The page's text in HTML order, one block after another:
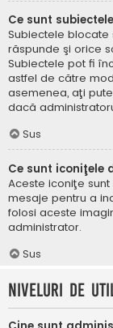
Ce sunt
Subiectele blocate
răspunde şi orice
Subiectele pot fi
astfel de către
asemenea, aţi
dacă
Sus
Ce sunt iconiţele
Aceste iconiţe
mesaje pentru a
folosi aceste
administrator.
Sus
Niveluri de